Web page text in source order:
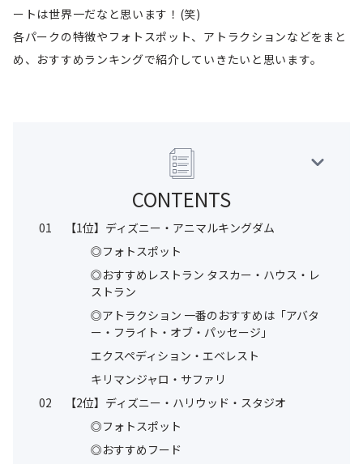
ートは世界一だなと思います！(笑)
各パークの特徴やフォトスポット、アトラクションなどをまと
め、おすすめランキングで紹介していきたいと思います。
CONTENTS
01
【1位】ディズニー・アニマルキングダム
◎フォトスポット
◎おすすめレストラン タスカー・ハウス・レ
ストラン
◎アトラクション 一番のおすすめは「アバタ
ー・フライト・オブ・パッセージ」
エクスペディション・エベレスト
キリマンジャロ・サファリ
02
【2位】ディズニー・ハリウッド・スタジオ
◎フォトスポット
◎おすすめフード